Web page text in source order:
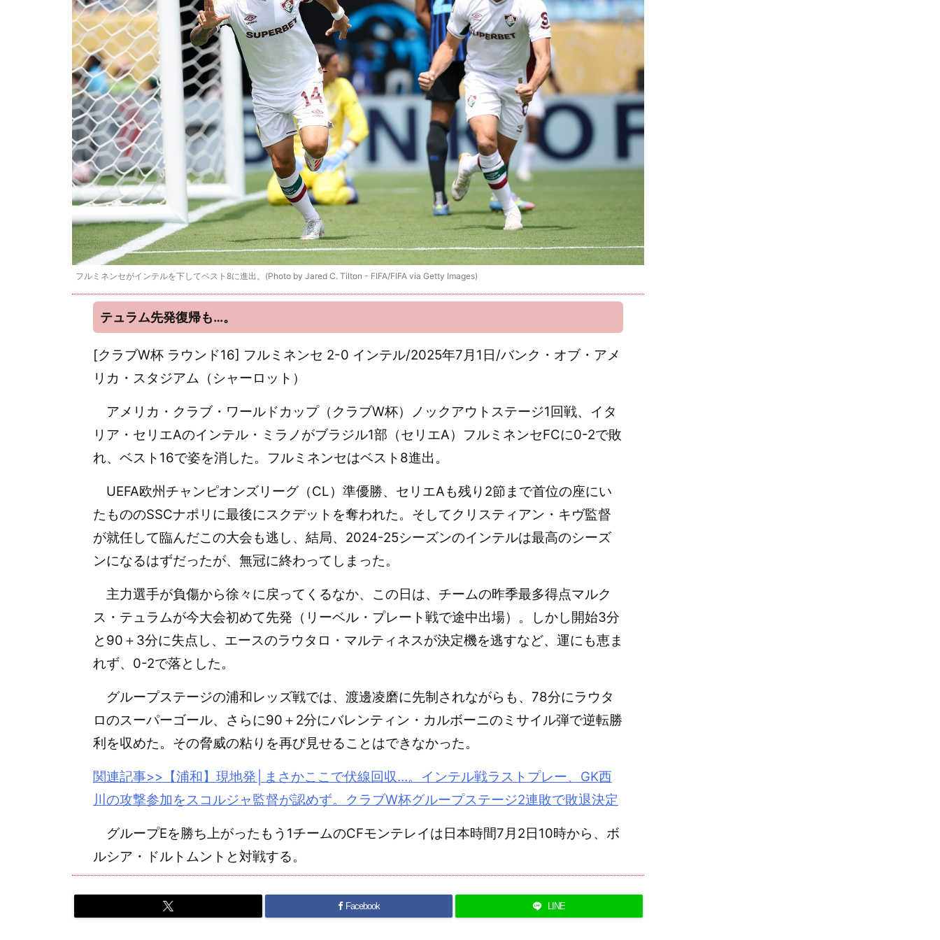
フルミネンセがインテルを下してベスト8に進出。(Photo by Jared C. Tilton - FIFA/FIFA via Getty Images)
テュラム先発復帰も…。
[クラブW杯 ラウンド16] フルミネンセ 2-0 インテル/2025年7月1日/バンク・オブ・アメ
リカ・スタジアム（シャーロット）
アメリカ・クラブ・ワールドカップ（クラブW杯）ノックアウトステージ1回戦、イタ
リア・セリエAのインテル・ミラノがブラジル1部（セリエA）フルミネンセFCに0-2で敗
れ、ベスト16で姿を消した。フルミネンセはベスト8進出。
UEFA欧州チャンピオンズリーグ（CL）準優勝、セリエAも残り2節まで首位の座にい
たもののSSCナポリに最後にスクデットを奪われた。 そしてクリスティアン・キヴ監督
が就任して臨んだこの大会も逃し、結局、2024-25シーズンのインテルは最高のシーズ
ンになるはずだったが、無冠に終わってしまった。
主力選手が負傷から徐々に戻ってくるなか、 この日は、チームの昨季最多得点マルク
ス・テュラムが今大会初めて先発（リーベル・プレート戦で途中出場）。しかし開始3分
と90＋3分に失点し、エースのラウタロ・マルティネスが決定機を逃すなど、運にも恵ま
れず、0-2で落とした。
グループステージの浦和レッズ戦では、渡邊凌磨に先制されながらも、78分にラウタ
ロのスーパーゴール、さらに90＋2分にバレンティン・カルボーニのミサイル弾で逆転勝
利を収めた。その脅威の粘りを再び見せることはできなかった。
関連記事>>【浦和】現地発│まさかここで伏線回収…。 インテル戦ラストプレー、GK西
川の攻撃参加をスコルジャ監督が認めず。クラブW杯グループステージ2連敗で敗退決定
グループEを勝ち上がったもう1チームのCFモンテレイは日本時間7月2日10時から、ボ
ルシア・ドルトムントと対戦する。
Facebook LINE